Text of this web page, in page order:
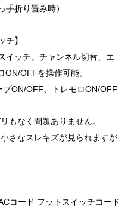
折り畳み時）
チ】
イッチ。チャンネル切替、エ
OFFを操作可能。
ON/OFF、トレモロON/OFF
もなく問題ありません。
さなスレキズが見られますが
コード フットスイッチコード